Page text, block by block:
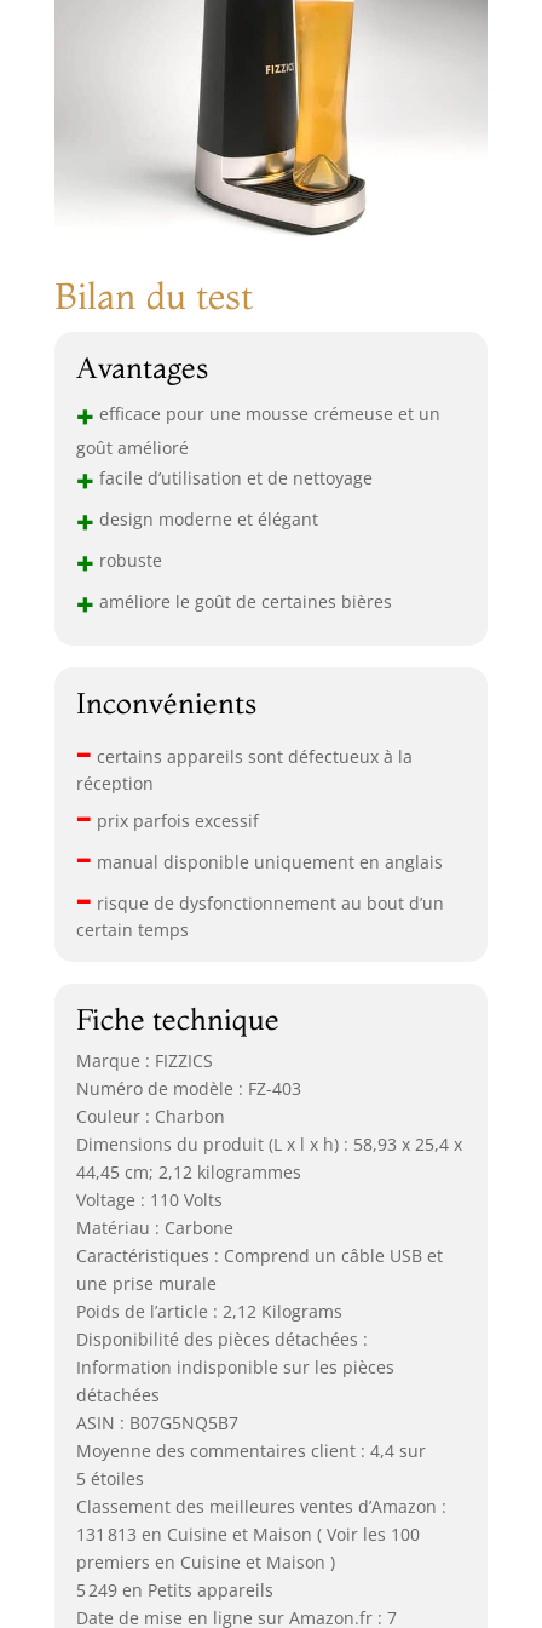
Bilan du test
Avantages
+ efficace pour une mousse crémeuse et un
goût amélioré
+ facile d’utilisation et de nettoyage
+ design moderne et élégant
+ robuste
+ améliore le goût de certaines bières
Inconvénients
– certains appareils sont défectueux à la
réception
– prix parfois excessif
– manual disponible uniquement en anglais
– risque de dysfonctionnement au bout d’un
certain temps
Fiche technique
Marque : FIZZICS
Numéro de modèle : FZ-403
Couleur : Charbon
Dimensions du produit (L x l x h) : 58,93 x 25,4 x
44,45 cm; 2,12 kilogrammes
Voltage : 110 Volts
Matériau : Carbone
Caractéristiques : Comprend un câble USB et
une prise murale
Poids de l’article : 2,12 Kilograms
Disponibilité des pièces détachées :
Information indisponible sur les pièces
détachées
ASIN : B07G5NQ5B7
Moyenne des commentaires client : 4,4 sur
5 étoiles
Classement des meilleures ventes d’Amazon :
131 813 en Cuisine et Maison ( Voir les 100
premiers en Cuisine et Maison )
5 249 en Petits appareils
Date de mise en ligne sur Amazon.fr : 7